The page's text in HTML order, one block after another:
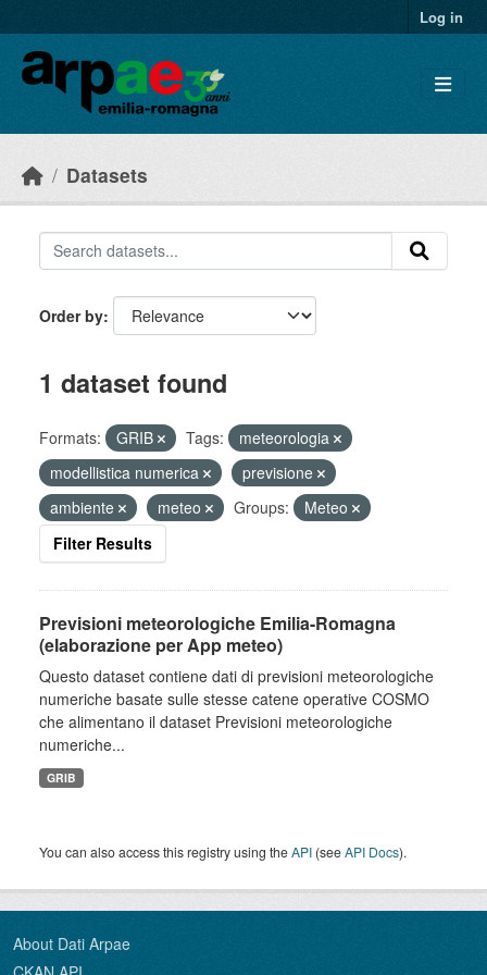
Log in
Datasets
Order by
1 dataset found
Formats: GRIB Tags:
meteorologia
modellistica numerica
previsione
ambiente
meteo Groups:
Meteo
Filter Results
Previsioni meteorologiche Emilia-Romagna
(elaborazione per App meteo)
Questo dataset contiene dati di previsioni meteorologiche
numeriche basate sulle stesse catene operative COSMO
che alimentano il dataset Previsioni meteorologiche
numeriche...
GRIB
You can also access this registry using theAPI (seeAPI Docs).
About Dati Arpae